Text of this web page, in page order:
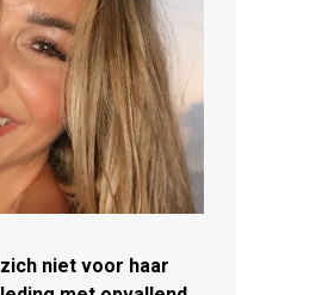
niet voor haar